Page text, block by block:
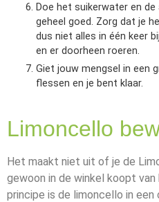
Doe het suikerwater en de alcohol bij elkaar en meng het
geheel goed. Zorg dat je
dus niet alles in één keer
en er doorheen roeren.
Giet jouw mengsel in een grote weckpot of in drie losse
flessen en je bent klaar.
Limoncello
Het maakt niet uit of je de
gewoon in de winkel koopt
principe is de limoncello in